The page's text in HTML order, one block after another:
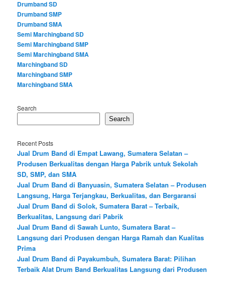
Drumband SD
Drumband SMP
Drumband SMA
Semi Marchingband SD
Semi Marchingband SMP
Semi Marchingband SMA
Marchingband SD
Marchingband SMP
Marchingband SMA
Search
Search
Recent Posts
Jual Drum Band di Empat Lawang, Sumatera Selatan –
Produsen Berkualitas dengan Harga Pabrik untuk Sekolah
SD, SMP, dan SMA
Jual Drum Band di Banyuasin, Sumatera Selatan – Produsen
Langsung, Harga Terjangkau, Berkualitas, dan Bergaransi
Jual Drum Band di Solok, Sumatera Barat – Terbaik,
Berkualitas, Langsung dari Pabrik
Jual Drum Band di Sawah Lunto, Sumatera Barat –
Langsung dari Produsen dengan Harga Ramah dan Kualitas
Prima
Jual Drum Band di Payakumbuh, Sumatera Barat: Pilihan
Terbaik Alat Drum Band Berkualitas Langsung dari Produsen